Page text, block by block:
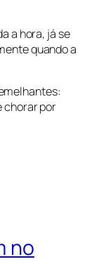
a hora, já se
quando a
chorar por
no